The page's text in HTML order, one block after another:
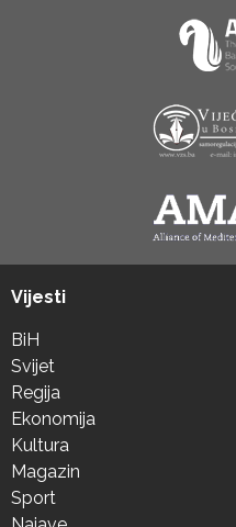
Vijesti
BiH
Svijet
Regija
Ekonomija
Kultura
Magazin
Sport